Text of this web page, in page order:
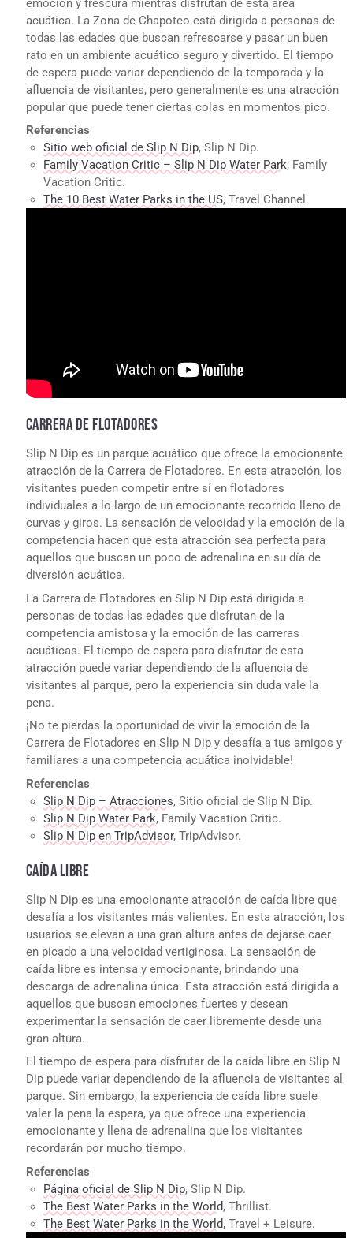
acuática. La Zona de Chapoteo está dirigida a personas de
todas las edades que buscan refrescarse y pasar un buen
rato en un ambiente acuático seguro y divertido. El tiempo
de espera puede variar dependiendo de la temporada y la
afluencia de visitantes, pero generalmente es una atracción
popular que puede tener ciertas colas en momentos pico.
Referencias
Sitio web oficial de Slip N Dip, Slip N Dip.
Family Vacation Critic – Slip N Dip Water Park, Family
Vacation Critic.
The 10 Best Water Parks in the US, Travel Channel.
CARRERA DE FLOTADORES
Slip N Dip es un parque acuático que ofrece la emocionante
atracción de la Carrera de Flotadores. En esta atracción, los
visitantes pueden competir entre sí en flotadores
individuales a lo largo de un emocionante recorrido lleno de
curvas y giros. La sensación de velocidad y la emoción de la
competencia hacen que esta atracción sea perfecta para
aquellos que buscan un poco de adrenalina en su día de
diversión acuática.
La Carrera de Flotadores en Slip N Dip está dirigida a
personas de todas las edades que disfrutan de la
competencia amistosa y la emoción de las carreras
acuáticas. El tiempo de espera para disfrutar de esta
atracción puede variar dependiendo de la afluencia de
visitantes al parque, pero la experiencia sin duda vale la
pena.
¡No te pierdas la oportunidad de vivir la emoción de la
Carrera de Flotadores en Slip N Dip y desafía a tus amigos y
familiares a una competencia acuática inolvidable!
Referencias
Slip N Dip – Atracciones, Sitio oficial de Slip N Dip.
Slip N Dip Water Park, Family Vacation Critic.
Slip N Dip en TripAdvisor, TripAdvisor.
CAÍDA LIBRE
Slip N Dip es una emocionante atracción de caída libre que
desafía a los visitantes más valientes. En esta atracción, los
usuarios se elevan a una gran altura antes de dejarse caer
en picado a una velocidad vertiginosa. La sensación de
caída libre es intensa y emocionante, brindando una
descarga de adrenalina única. Esta atracción está dirigida a
aquellos que buscan emociones fuertes y desean
experimentar la sensación de caer libremente desde una
gran altura.
El tiempo de espera para disfrutar de la caída libre en Slip N
Dip puede variar dependiendo de la afluencia de visitantes al
parque. Sin embargo, la experiencia de caída libre suele
valer la pena la espera, ya que ofrece una experiencia
emocionante y llena de adrenalina que los visitantes
recordarán por mucho tiempo.
Referencias
Página oficial de Slip N Dip, Slip N Dip.
The Best Water Parks in the World, Thrillist.
The Best Water Parks in the World, Travel + Leisure.